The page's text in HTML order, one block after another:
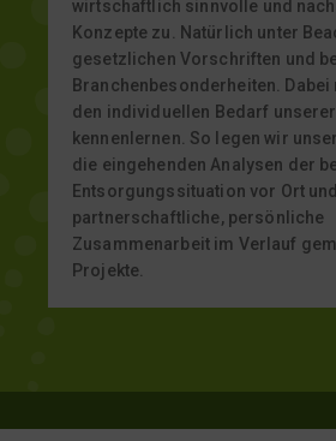
wirtschaftlich sinnvolle und
Konzepte zu. Natürlich unter
gesetzlichen Vorschriften und
Branchenbesonderheiten.
den individuellen Bedarf
kennenlernen. So legen wir
die eingehenden Analysen der
Entsorgungssituation vor Ort
partnerschaftliche, persönliche
Zusammenarbeit im Verlauf
Projekte.